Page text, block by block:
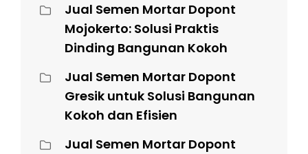
Jual Semen Mortar Dopont
Mojokerto: Solusi Praktis
Dinding Bangunan Kokoh
Jual Semen Mortar Dopont
Gresik untuk Solusi Bangunan
Kokoh dan Efisien
Jual Semen Mortar Dopont